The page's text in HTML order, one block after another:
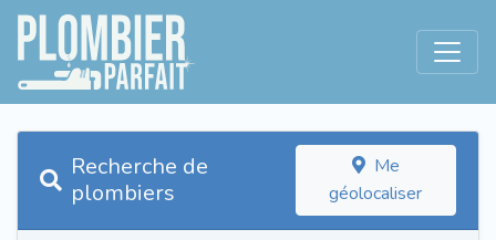
Recherche de
plombiers
Me
géolocaliser